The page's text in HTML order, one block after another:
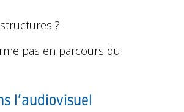
?
pas en parcours du
l’audiovisuel